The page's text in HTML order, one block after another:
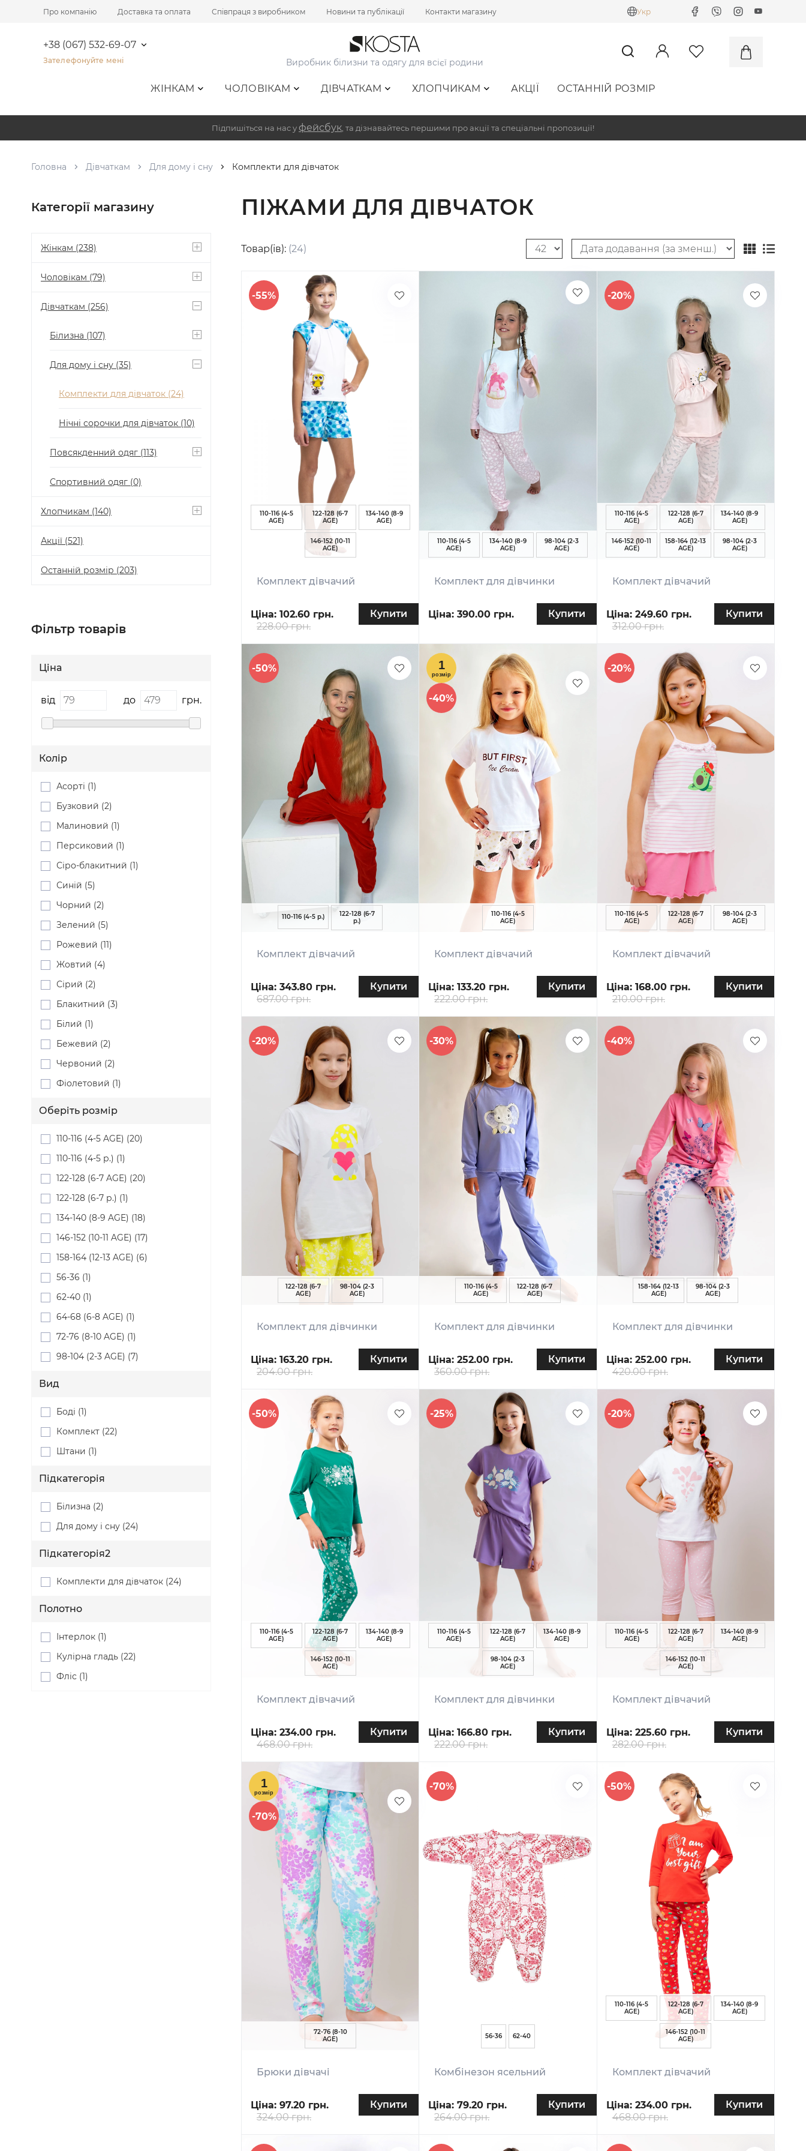
Про компанію Доставка та оплата Співпраця з виробником Новини та публікації Контакти магазину Укр
+38 (067) 532-69-07
Зателефонуйте мені Виробник білизни та одягу для всієї родини
ЖІНКАМ ЧОЛОВІКАМ ДІВЧАТКАМ ХЛОПЧИКАМ АКЦІЇ ОСТАННІЙ РОЗМІР
Підпишіться на нас у фейсбук , та дізнавайтесь першими про акції та спеціальні пропозиції!
Головна Дівчаткам Для дому і сну Комплекти для дівчаток
Категорії магазину
Жінкам (238)
Чоловікам (79)
Дівчаткам (256)
Білизна (107)
Для дому і сну (35)
Комплекти для дівчаток (24)
Нічні сорочки для дівчаток (10)
Повсякденний одяг (113)
Спортивний одяг (0)
Хлопчикам (140)
Акції (521)
Останній розмір (203)
Фільтр товарів
Ціна
від до грн.
Колір
Асорті (1)
Бузковий (2)
Малиновий (1)
Персиковий (1)
Сіро-блакитний (1)
Синій (5)
Чорний (2)
Зелений (5)
Рожевий (11)
Жовтий (4)
Сірий (2)
Блакитний (3)
Білий (1)
Бежевий (2)
Червоний (2)
Фіолетовий (1)
Оберіть розмір
110-116 (4-5 AGE) (20)
110-116 (4-5 р.) (1)
122-128 (6-7 AGE) (20)
122-128 (6-7 р.) (1)
134-140 (8-9 AGE) (18)
146-152 (10-11 AGE) (17)
158-164 (12-13 AGE) (6)
56-36 (1)
62-40 (1)
64-68 (6-8 AGE) (1)
72-76 (8-10 AGE) (1)
98-104 (2-3 AGE) (7)
Вид
Боді (1)
Комплект (22)
Штани (1)
Підкатегорія
Білизна (2)
Для дому і сну (24)
Підкатегорія2
Комплекти для дівчаток (24)
Полотно
Інтерлок (1)
Кулірна гладь (22)
Фліс (1)
ПІЖАМИ ДЛЯ ДІВЧАТОК
Товар(ів): (24)
-55%
110-116 (4-5
AGE)
122-128 (6-7
AGE)
134-140 (8-9
AGE)
146-152 (10-11
AGE)
Комплект дівчачий
Ціна: 102.60 грн.
228.00 грн.
Купити
110-116 (4-5
AGE)
134-140 (8-9
AGE)
98-104 (2-3
AGE)
Комплект для дівчинки
Ціна:390.00 грн. Купити
-20%
110-116 (4-5
AGE)
122-128 (6-7
AGE)
134-140 (8-9
AGE)
146-152 (10-11
AGE)
158-164 (12-13
AGE)
98-104 (2-3
AGE)
Комплект дівчачий
Ціна: 249.60 грн.
312.00 грн.
Купити
-50%
110-116 (4-5 р.)
122-128 (6-7
р.)
Комплект дівчачий
Ціна: 343.80 грн.
687.00 грн.
Купити
-40%
110-116 (4-5
AGE)
Комплект дівчачий
Ціна:133.20 грн.
222.00 грн.
Купити
-20%
110-116 (4-5
AGE)
122-128 (6-7
AGE)
98-104 (2-3
AGE)
Комплект дівчачий
Ціна: 168.00 грн.
210.00 грн.
Купити
-20%
122-128 (6-7
AGE)
98-104 (2-3
AGE)
Комплект для дівчинки
Ціна: 163.20 грн.
204.00 грн.
Купити
-30%
110-116 (4-5
AGE)
122-128 (6-7
AGE)
Комплект для дівчинки
Ціна:252.00 грн.
360.00 грн.
Купити
-40%
158-164 (12-13
AGE)
98-104 (2-3
AGE)
Комплект для дівчинки
Ціна: 252.00 грн.
420.00 грн.
Купити
-50%
110-116 (4-5
AGE)
122-128 (6-7
AGE)
134-140 (8-9
AGE)
146-152 (10-11
AGE)
Комплект дівчачий
Ціна: 234.00 грн.
468.00 грн.
Купити
-25%
110-116 (4-5
AGE)
122-128 (6-7
AGE)
134-140 (8-9
AGE)
98-104 (2-3
AGE)
Комплект для дівчинки
Ціна:166.80 грн.
222.00 грн.
Купити
-20%
110-116 (4-5
AGE)
122-128 (6-7
AGE)
134-140 (8-9
AGE)
146-152 (10-11
AGE)
Комплект дівчачий
Ціна: 225.60 грн.
282.00 грн.
Купити
-70%
72-76 (8-10
AGE)
Брюки дівчачі
Ціна: 97.20 грн.
324.00 грн.
Купити
-70%
56-36 62-40
Комбінезон ясельний
Ціна:79.20 грн.
264.00 грн.
Купити
-50%
110-116 (4-5
AGE)
122-128 (6-7
AGE)
134-140 (8-9
AGE)
146-152 (10-11
AGE)
Комплект дівчачий
Ціна: 234.00 грн.
468.00 грн.
Купити